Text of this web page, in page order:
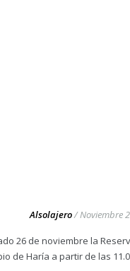
Alsolajero/Noviembre
26 de noviembre la
de Haría a partir de las